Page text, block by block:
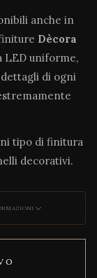
anche in
Dècora
LED uniforme,
dettagli di ogni
tipo di finitura
decorativi.